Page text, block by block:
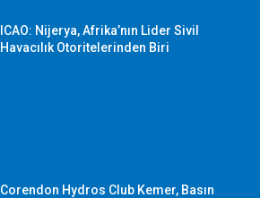
ICAO: Nijerya, Afrika’nın Lider Sivil
Havacılık Otoritelerinden Biri
Corendon Hydros Club Kemer, Basın